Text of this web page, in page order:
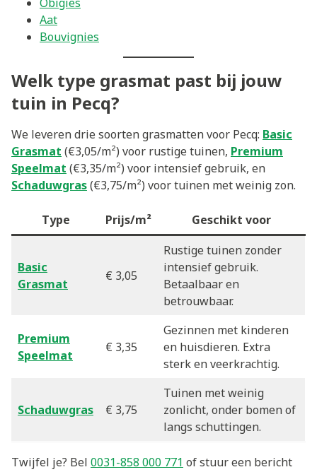
Aat
Bouvignies
Welk type grasmat past bij jouw
tuin in Pecq?
We leveren drie soorten grasmatten voor Pecq: Basic
Grasmat (€3,05/m²) voor rustige tuinen, Premium
Speelmat (€3,35/m²) voor intensief gebruik, en
Schaduwgras(€3,75/m²) voor tuinen met weinig zon.
Type Prijs/m² Geschikt voor
Basic
Grasmat
€ 3,05
Rustige tuinen zonder
intensief gebruik.
Betaalbaar en
betrouwbaar.
Premium
Speelmat
€ 3,35
Gezinnen met kinderen
en huisdieren. Extra
sterk en veerkrachtig.
Schaduwgras € 3,75
Tuinen met weinig
zonlicht, onder bomen of
langs schuttingen.
Twijfel je? Bel 0031-858 000 771 of stuur een bericht